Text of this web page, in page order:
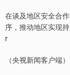
在谈及地区安全合
序，推动地区实现
r
（央视新闻客户端）